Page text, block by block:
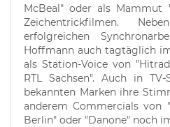
McBeal" oder als Mammut
Zeichentrickfilmen.
erfolgreichen
Hoffmann auch tagtäglich
als Station-Voice von
RTL Sachsen". Auch in
bekannten Marken ihre
anderem Commercials von
Berlin" oder "Danone" noch